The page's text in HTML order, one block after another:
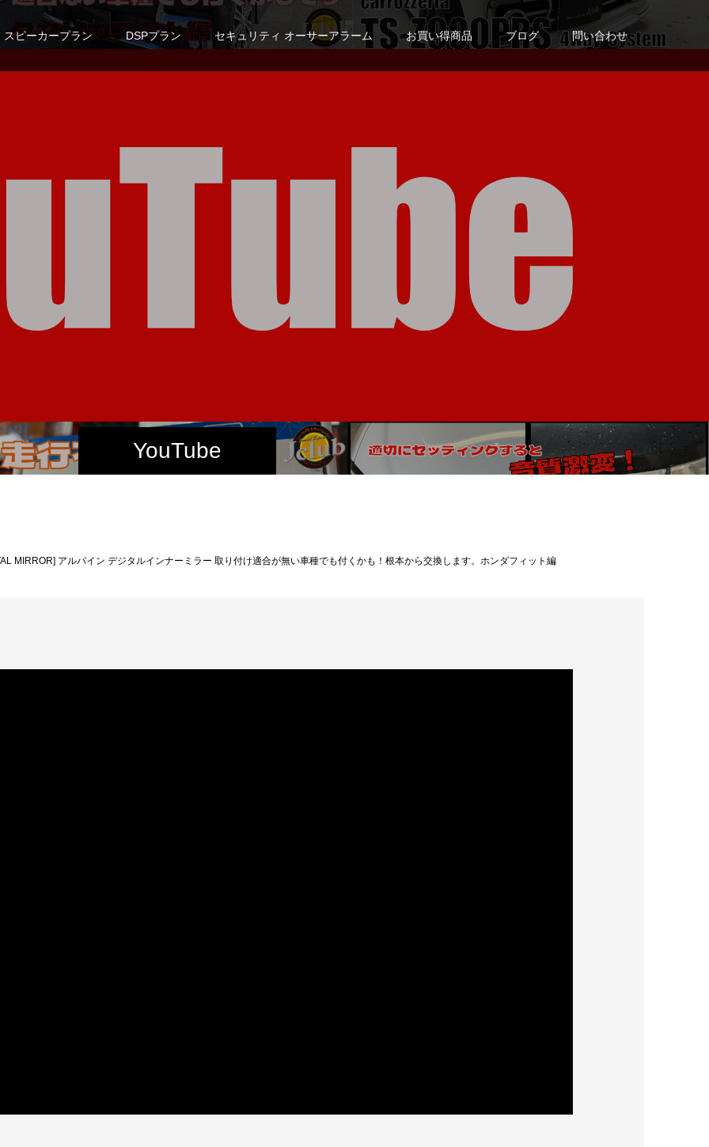
スピーカープラン DSPプラン セキュリティ オーサーアラーム お買い得商品 ブログ 問い合わせ
YouTube
MIRROR] アルパイン デジタルインナーミラー 取り付け適合が無い車種でも付くかも！根本から交換します。ホンダフィット編